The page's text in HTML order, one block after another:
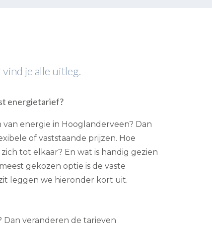
je alle uitleg.
energietarief?
energie in Hooglanderveen? Dan
of vaststaande prijzen. Hoe
tot elkaar? En wat is handig gezien
gekozen optie is de vaste
leggen we hieronder kort uit.
Dan veranderen de tarieven